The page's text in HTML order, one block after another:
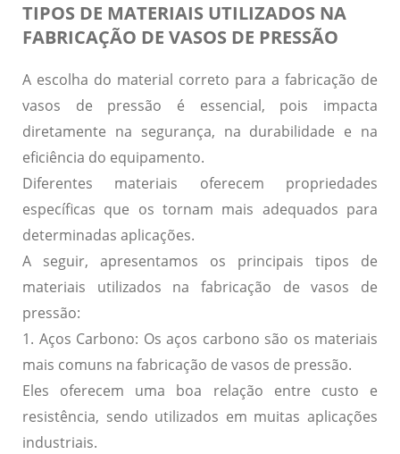
TIPOS DE MATERIAIS UTILIZADOS NA
FABRICAÇÃO DE VASOS DE PRESSÃO
A escolha do material correto para a fabricação de
vasos de pressão é essencial, pois impacta
diretamente na segurança, na durabilidade e na
eficiência do equipamento.
Diferentes materiais oferecem propriedades
específicas que os tornam mais adequados para
determinadas aplicações.
A seguir, apresentamos os principais tipos de
materiais utilizados na fabricação de vasos de
pressão:
1. Aços Carbono: Os aços carbono são os materiais
mais comuns na fabricação de vasos de pressão.
Eles oferecem uma boa relação entre custo e
resistência, sendo utilizados em muitas aplicações
industriais.